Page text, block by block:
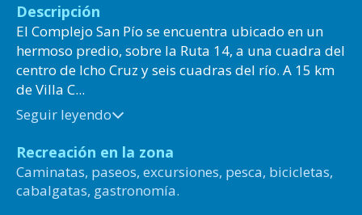
Descripción
El Complejo San Pío se encuentra ubicado en un
hermoso predio, sobre la Ruta 14, a una cuadra del
centro de Icho Cruz y seis cuadras del río. A 15 km
de Villa C...
Seguir leyendo
Recreación en la zona
Caminatas, paseos, excursiones, pesca, bicicletas,
cabalgatas, gastronomía.